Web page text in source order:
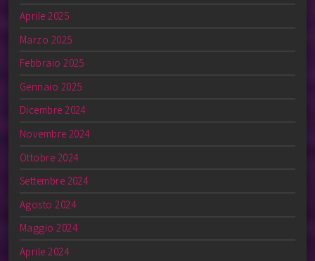
Aprile 2025
Marzo 2025
Febbraio 2025
Gennaio 2025
Dicembre 2024
Novembre 2024
Ottobre 2024
Settembre 2024
Agosto 2024
Maggio 2024
Aprile 2024